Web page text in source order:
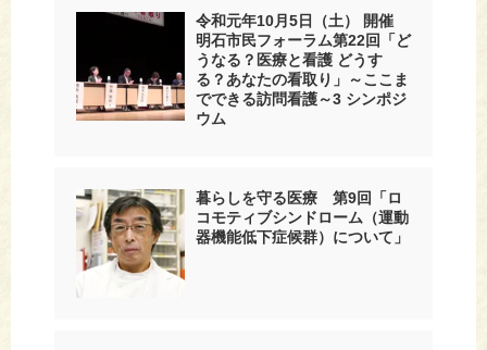
令和元年10月5日（土） 開催
明石市民フォーラム第22回「ど
うなる？医療と看護 どうす
る？あなたの看取り」～ここま
でできる訪問看護～3 シンポジ
ウム
暮らしを守る医療 第9回「ロ
コモティブシンドローム（運動
器機能低下症候群）について」